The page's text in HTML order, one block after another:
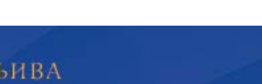
to
О САЈМУ